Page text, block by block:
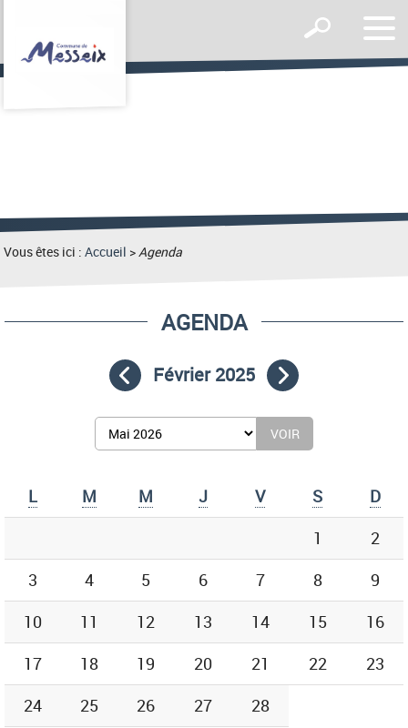
le
Afficher
formulaire
Vous êtes ici :Accueil >Agenda
AGENDA
Mois précédent
Février 2025
Mois suivant
Afficher
le
de
:
L M M J V S
D
1
2
3
4 5 6 7 8
9
10
11 12 13 14 15
16
17
18 19 20 21 22
23
24
25 26 27 28